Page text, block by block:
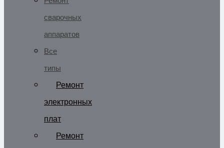
сварочных
аппаратов
Все
типы
Ремонт
электронных
плат
Ремонт